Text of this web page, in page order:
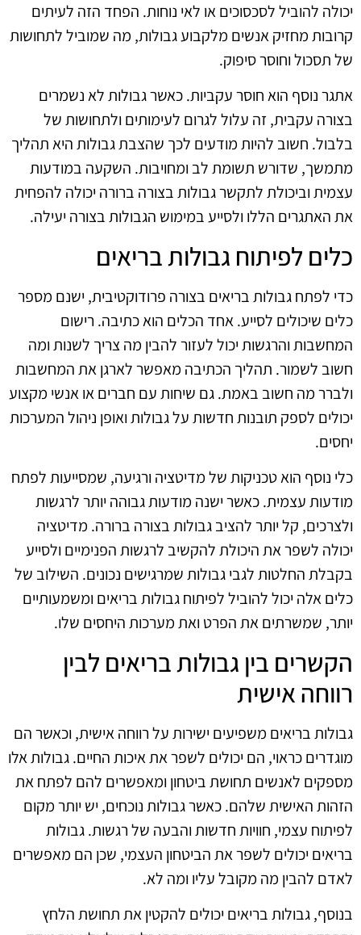
יכולה להוביל לסכסוכים או לאי נוחות. הפחד הזה לעיתים
קרובות מחזיק אנשים מלקבוע גבולות, מה שמוביל לתחושות
של תסכול וחוסר סיפוק.
אתגר נוסף הוא חוסר עקביות. כאשר גבולות לא נשמרים
בצורה עקבית, זה עלול לגרום לעימותים ולתחושות של
בלבול. חשוב להיות מודעים לכך שהצבת גבולות היא תהליך
מתמשך, שדורש תשומת לב ומחויבות. השקעה במודעות
עצמית וביכולת לתקשר גבולות בצורה ברורה יכולה להפחית
את האתגרים הללו ולסייע במימוש הגבולות בצורה יעילה.
כלים לפיתוח גבולות בריאים
כדי לפתח גבולות בריאים בצורה פרודוקטיבית, ישנם מספר
כלים שיכולים לסייע. אחד הכלים הוא כתיבה. רישום
המחשבות והרגשות יכול לעזור להבין מה צריך לשנות ומה
חשוב לשמור. תהליך הכתיבה מאפשר לארגן את המחשבות
ולברר מה חשוב באמת. גם שיחות עם חברים או אנשי מקצוע
יכולים לספק תובנות חדשות על גבולות ואופן ניהול המערכות
יחסים.
כלי נוסף הוא טכניקות של מדיטציה ורגיעה, שמסייעות לפתח
מודעות עצמית. כאשר ישנה מודעות גבוהה יותר לרגשות
ולצרכים, קל יותר להציב גבולות בצורה ברורה. מדיטציה
יכולה לשפר את היכולת להקשיב לרגשות הפנימיים ולסייע
בקבלת החלטות לגבי גבולות שמרגישים נכונים. השילוב של
כלים אלה יכול להוביל לפיתוח גבולות בריאים ומשמעותיים
יותר, שמשרתים את הפרט ואת מערכות היחסים שלו.
הקשרים בין גבולות בריאים לבין
רווחה אישית
גבולות בריאים משפיעים ישירות על רווחה אישית, וכאשר הם
מוגדרים כראוי, הם יכולים לשפר את איכות החיים. גבולות אלו
מספקים לאנשים תחושת ביטחון ומאפשרים להם לפתח את
הזהות האישית שלהם. כאשר גבולות נוכחים, יש יותר מקום
לפיתוח עצמי, חוויות חדשות והבעה של רגשות. גבולות
בריאים יכולים לשפר את הביטחון העצמי, שכן הם מאפשרים
לאדם להבין מה מקובל עליו ומה לא.
בנוסף, גבולות בריאים יכולים להקטין את תחושת הלחץ